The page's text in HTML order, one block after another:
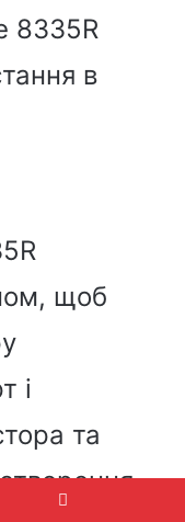
8335R
в
щоб
і
та